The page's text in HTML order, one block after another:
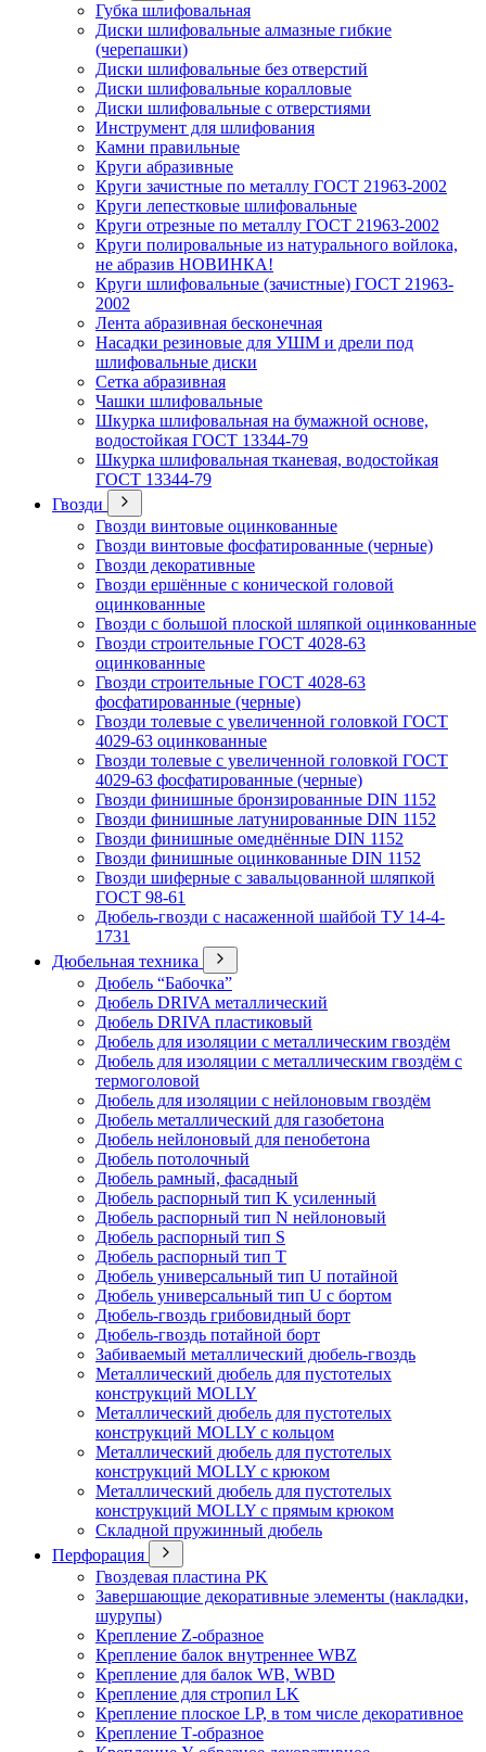
Губка шлифовальная
Диски шлифовальные алмазные гибкие
(черепашки)
Диски шлифовальные без отверстий
Диски шлифовальные коралловые
Диски шлифовальные с отверстиями
Инструмент для шлифования
Камни правильные
Круги абразивные
Круги зачистные по металлу ГОСТ 21963-2002
Круги лепестковые шлифовальные
Круги отрезные по металлу ГОСТ 21963-2002
Круги полировальные из натурального войлока,
не абразив НОВИНКА!
Круги шлифовальные (зачистные) ГОСТ 21963-
2002
Лента абразивная бесконечная
Насадки резиновые для УШМ и дрели под
шлифовальные диски
Сетка абразивная
Чашки шлифовальные
Шкурка шлифовальная на бумажной основе,
водостойкая ГОСТ 13344-79
Шкурка шлифовальная тканевая, водостойкая
ГОСТ 13344-79
Гвозди
Гвозди винтовые оцинкованные
Гвозди винтовые фосфатированные (черные)
Гвозди декоративные
Гвозди ершённые с конической головой
оцинкованные
Гвозди с большой плоской шляпкой оцинкованные
Гвозди строительные ГОСТ 4028-63
оцинкованные
Гвозди строительные ГОСТ 4028-63
фосфатированные (черные)
Гвозди толевые с увеличенной головкой ГОСТ
4029-63 оцинкованные
Гвозди толевые с увеличенной головкой ГОСТ
4029-63 фосфатированные (черные)
Гвозди финишные бронзированные DIN 1152
Гвозди финишные латунированные DIN 1152
Гвозди финишные омеднённые DIN 1152
Гвозди финишные оцинкованные DIN 1152
Гвозди шиферные с завальцованной шляпкой
ГОСТ 98-61
Дюбель-гвозди с насаженной шайбой ТУ 14-4-
1731
Дюбельная техника
Дюбель “Бабочка”
Дюбель DRIVA металлический
Дюбель DRIVA пластиковый
Дюбель для изоляции с металлическим гвоздём
Дюбель для изоляции с металлическим гвоздём с
термоголовой
Дюбель для изоляции с нейлоновым гвоздём
Дюбель металлический для газобетона
Дюбель нейлоновый для пенобетона
Дюбель потолочный
Дюбель рамный, фасадный
Дюбель распорный тип K усиленный
Дюбель распорный тип N нейлоновый
Дюбель распорный тип S
Дюбель распорный тип T
Дюбель универсальный тип U потайной
Дюбель универсальный тип U с бортом
Дюбель-гвоздь грибовидный борт
Дюбель-гвоздь потайной борт
Забиваемый металлический дюбель-гвоздь
Металлический дюбель для пустотелых
конструкций MOLLY
Металлический дюбель для пустотелых
конструкций MOLLY с кольцом
Металлический дюбель для пустотелых
конструкций MOLLY с крюком
Металлический дюбель для пустотелых
конструкций MOLLY с прямым крюком
Складной пружинный дюбель
Перфорация
Гвоздевая пластина PK
Завершающие декоративные элементы (накладки,
шурупы)
Крепление Z-образное
Крепление балок внутреннее WBZ
Крепление для балок WB, WBD
Крепление для стропил LK
Крепление плоское LP, в том числе декоративное
Крепление Т-образное